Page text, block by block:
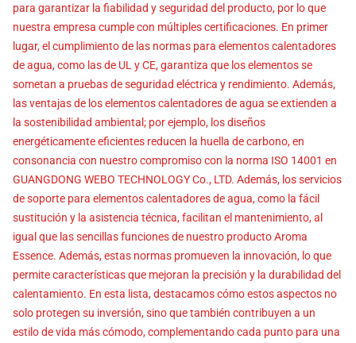
para garantizar la fiabilidad y seguridad del producto, por lo que
nuestra empresa cumple con múltiples certificaciones. En primer
lugar, el cumplimiento de las normas para elementos calentadores
de agua, como las de UL y CE, garantiza que los elementos se
sometan a pruebas de seguridad eléctrica y rendimiento. Además,
las ventajas de los elementos calentadores de agua se extienden a
la sostenibilidad ambiental; por ejemplo, los diseños
energéticamente eficientes reducen la huella de carbono, en
consonancia con nuestro compromiso con la norma ISO 14001 en
GUANGDONG WEBO TECHNOLOGY Co., LTD. Además, los servicios
de soporte para elementos calentadores de agua, como la fácil
sustitución y la asistencia técnica, facilitan el mantenimiento, al
igual que las sencillas funciones de nuestro producto Aroma
Essence. Además, estas normas promueven la innovación, lo que
permite características que mejoran la precisión y la durabilidad del
calentamiento. En esta lista, destacamos cómo estos aspectos no
solo protegen su inversión, sino que también contribuyen a un
estilo de vida más cómodo, complementando cada punto para una